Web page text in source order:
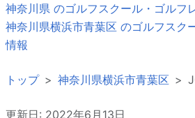
神奈川県 のゴルフスクール・ゴルフ
神奈川県横浜市青葉区 のゴルフスク
情報
トップ 神奈川県横浜市青葉区
更新日: 2022年6月13日